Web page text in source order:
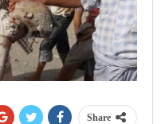
Share